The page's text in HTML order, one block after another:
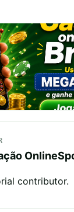
contributor.